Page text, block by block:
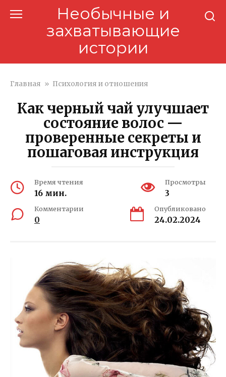
Необычные и
захватывающие
истории
Главная » Психология и отношения
Как черный чай улучшает
состояние волос —
проверенные секреты и
пошаговая инструкция
Время чтения
16 мин.
Просмотры
3
Комментарии
0
Опубликовано
24.02.2024